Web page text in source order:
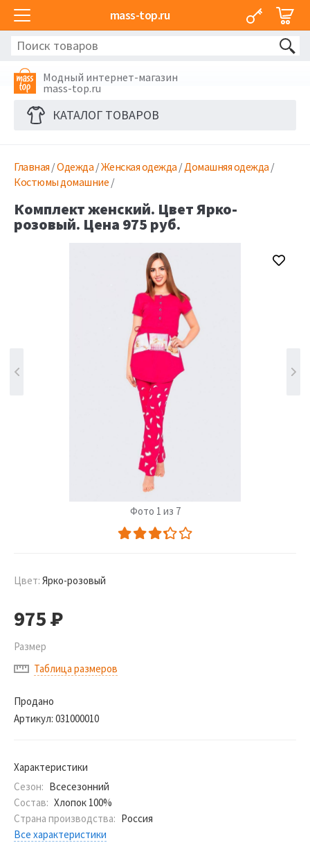
mass-top.ru
Модный интернет-магазин
mass-top.ru
КАТАЛОГ ТОВАРОВ
Главная /Одежда /Женская одежда /Домашняя одежда /
Костюмы домашние /
Комплект женский. Цвет Ярко-
розовый. Цена 975 руб.
Фото 1 из 7
Цвет: Ярко-розовый
975Р
Размер
Таблица размеров
Продано
Артикул: 031000010
Характеристики
Сезон: Всесезонний
Состав: Хлопок 100%
Страна производства: Россия
Все характеристики